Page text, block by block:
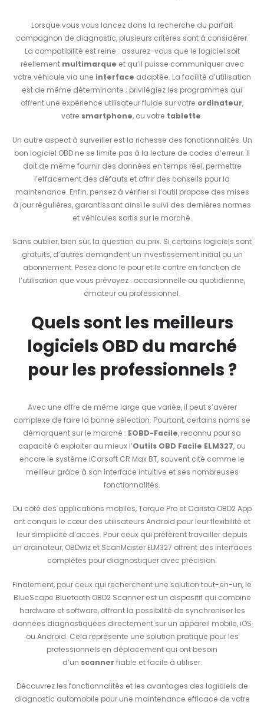
Lorsque vous vous lancez dans la recherche du parfait
compagnon de diagnostic, plusieurs critères sont à considérer.
La compatibilité est reine : assurez-vous que le logiciel soit
réellement multimarque et qu’il puisse communiquer avec
votre véhicule via une interface adaptée. La facilité d’utilisation
est de même déterminante ; privilégiez les programmes qui
offrent une expérience utilisateur fluide sur votre ordinateur,
votre smartphone, ou votre tablette.
Un autre aspect à surveiller est la richesse des fonctionnalités. Un
bon logiciel OBD ne se limite pas à la lecture de codes d’erreur. Il
doit de même fournir des données en temps réel, permettre
l’effacement des défauts et offrir des conseils pour la
maintenance. Enfin, pensez à vérifier si l’outil propose des mises
à jour régulières, garantissant ainsi le suivi des dernières normes
et véhicules sortis sur le marché.
Sans oublier, bien sûr, la question du prix. Si certains logiciels sont
gratuits, d’autres demandent un investissement initial ou un
abonnement. Pesez donc le pour et le contre en fonction de
l’utilisation que vous prévoyez : occasionnelle ou quotidienne,
amateur ou professionnel.
Quels sont les meilleurs
logiciels OBD du marché
pour les professionnels ?
Avec une offre de même large que variée, il peut s’avérer
complexe de faire la bonne sélection. Pourtant, certains noms se
démarquent sur le marché : EOBD-Facile, reconnu pour sa
capacité à exploiter au mieux l’Outils OBD Facile ELM327, ou
encore le système iCarsoft CR Max BT, souvent cité comme le
meilleur grâce à son interface intuitive et ses nombreuses
fonctionnalités.
Du côté des applications mobiles, Torque Pro et Carista OBD2 App
ont conquis le cœur des utilisateurs Android pour leur flexibilité et
leur simplicité d’accès. Pour ceux qui préfèrent travailler depuis
un ordinateur, OBDwiz et ScanMaster ELM327 offrent des interfaces
complètes pour diagnostiquer avec précision.
Finalement, pour ceux qui recherchent une solution tout-en-un, le
BlueScape Bluetooth OBD2 Scanner est un dispositif qui combine
hardware et software, offrant la possibilité de synchroniser les
données diagnostiquées directement sur un appareil mobile, iOS
ou Android. Cela représente une solution pratique pour les
professionnels en déplacement qui ont besoin
d’un scanner fiable et facile à utiliser.
Découvrez les fonctionnalités et les avantages des logiciels de
diagnostic automobile pour une maintenance efficace de votre